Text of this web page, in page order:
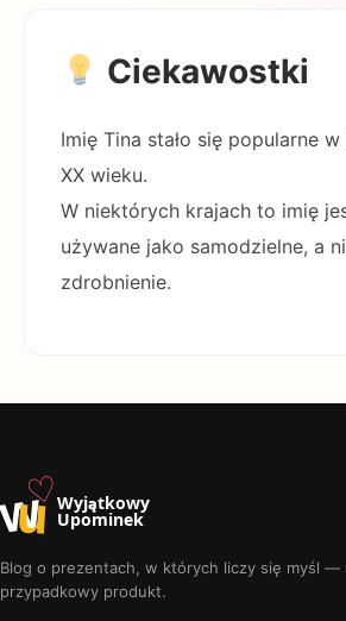
Ciekawostki
Imię Tina stało się popularne
XX wieku.
W niektórych krajach to imię
używane jako samodzielne, a
zdrobnienie.
u♡Wyjątkowy
Upominek
Blog o prezentach, w których liczy się myśl —
przypadkowy produkt.